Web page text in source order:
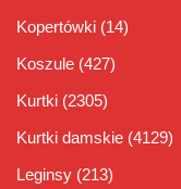
Kopertówki (14)
Koszule (427)
Kurtki (2305)
Kurtki damskie (4129)
Leginsy (213)